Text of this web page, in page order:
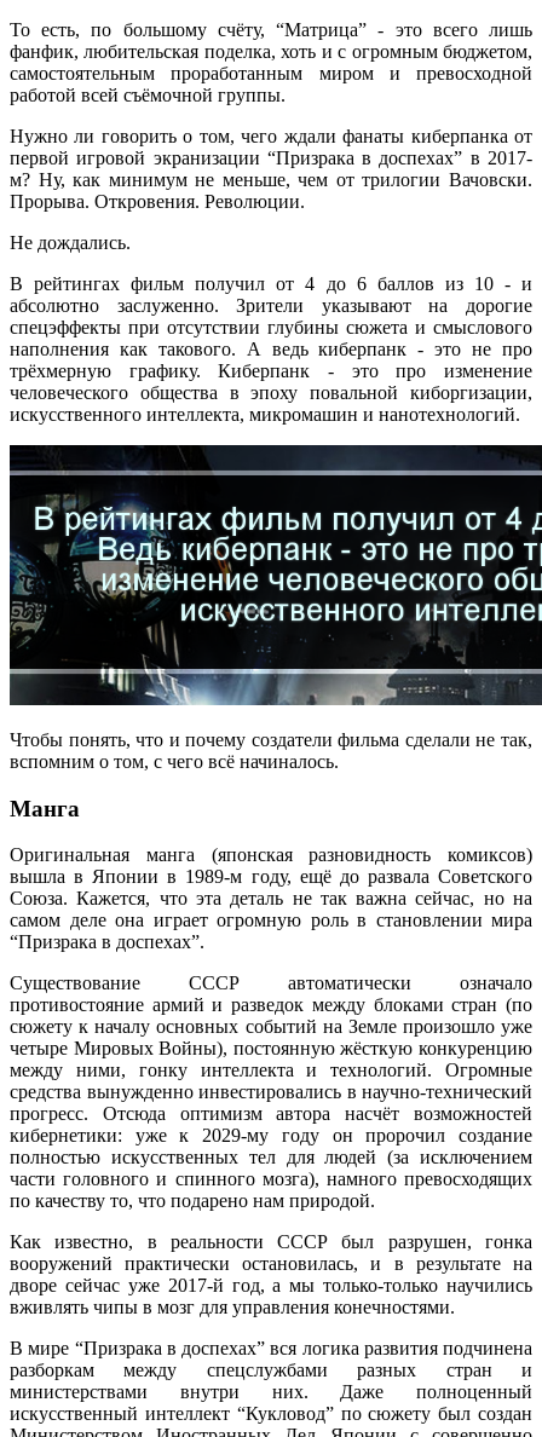
То есть, по большому счёту, “Матрица” - это всего лишь
фанфик, любительская поделка, хоть и с огромным бюджетом,
самостоятельным проработанным миром и превосходной
работой всей съёмочной группы.
Нужно ли говорить о том, чего ждали фанаты киберпанка от
первой игровой экранизации “Призрака в доспехах” в 2017-
м? Ну, как минимум не меньше, чем от трилогии Вачовски.
Прорыва. Откровения. Революции.
Не дождались.
В рейтингах фильм получил от 4 до 6 баллов из 10 - и
абсолютно заслуженно. Зрители указывают на дорогие
спецэффекты при отсутствии глубины сюжета и смыслового
наполнения как такового. А ведь киберпанк - это не про
трёхмерную графику. Киберпанк - это про изменение
человеческого общества в эпоху повальной киборгизации,
искусственного интеллекта, микромашин и нанотехнологий.
Чтобы понять, что и почему создатели фильма сделали не так,
вспомним о том, с чего всё начиналось.
Манга
Оригинальная манга (японская разновидность комиксов)
вышла в Японии в 1989-м году, ещё до развала Советского
Союза. Кажется, что эта деталь не так важна сейчас, но на
самом деле она играет огромную роль в становлении мира
“Призрака в доспехах”.
Существование СССР автоматически означало
противостояние армий и разведок между блоками стран (по
сюжету к началу основных событий на Земле произошло уже
четыре Мировых Войны), постоянную жёсткую конкуренцию
между ними, гонку интеллекта и технологий. Огромные
средства вынужденно инвестировались в научно-технический
прогресс. Отсюда оптимизм автора насчёт возможностей
кибернетики: уже к 2029-му году он пророчил создание
полностью искусственных тел для людей (за исключением
части головного и спинного мозга), намного превосходящих
по качеству то, что подарено нам природой.
Как известно, в реальности СССР был разрушен, гонка
вооружений практически остановилась, и в результате на
дворе сейчас уже 2017-й год, а мы только-только научились
вживлять чипы в мозг для управления конечностями.
В мире “Призрака в доспехах” вся логика развития подчинена
разборкам между спецслужбами разных стран и
министерствами внутри них. Даже полноценный
искусственный интеллект “Кукловод” по сюжету был создан